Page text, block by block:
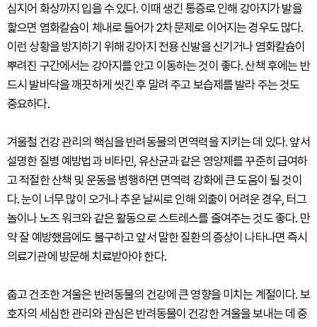
심지어 화상까지 입을 수 있다. 이때 생긴 통증로 인해 강아지가 발을
핥으면 염화칼슘이 체내로 들어가 2차 문제로 이어지는 경우도 많다.
이런 상황을 방지하기 위해 강아지 전용 신발을 신기거나 염화칼슘이
뿌려진 구간에서는 강아지를 안고 이동하는 것이 좋다. 산책 후에는 반
드시 발바닥을 깨끗하게 씻긴 후 말려 주고 보습제를 발라 주는 것도
중요하다.
겨울철 건강 관리의 핵심을 반려동물의 면역력을 지키는 데 있다. 앞서
설명한 질병 예방법과 비타민, 유산균과 같은 영양제를 꾸준히 급여하
고 적절한 산책 및 운동을 병행하면 면역력 강화에 큰 도움이 될 것이
다. 눈이 너무 많이 오거나 추운 날씨로 인해 외출이 어려운 경우, 터그
놀이나 노즈 워크와 같은 활동으로 스트레스를 줄여주는 것도 좋다. 만
약 잘 예방했음에도 불구하고 앞서 말한 질환의 증상이 나타나면 즉시
의료기관에 방문해 치료받아야 한다.
춥고 건조한 겨울은 반려동물의 건강에 큰 영향을 미치는 계절이다. 보
호자의 세심한 관리와 관심은 반려동물이 건강한 겨울을 보내는 데 중